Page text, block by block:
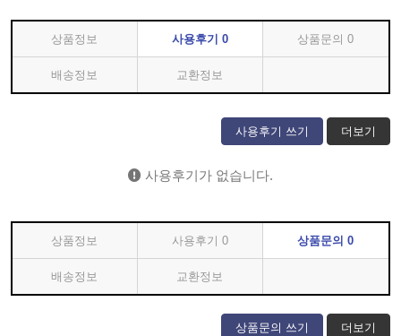
상품정보 사용후기 0 상품문의0
배송정보 교환정보
사용후기 쓰기 더보기
사용후기가 없습니다.
상품정보 사용후기 0 상품문의0
배송정보 교환정보
상품문의 쓰기 더보기